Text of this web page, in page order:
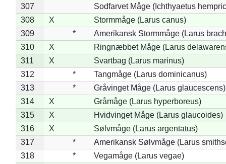
307
Sodfarvet Måge (Ichthyaetus
308
X
Stormmåge (Larus canus)
309
*
Amerikansk Stormmåge (Larus
310
X
Ringnæbbet Måge (Larus
311
X
Svartbag (Larus marinus)
312
*
Tangmåge (Larus dominicanus)
313
*
Gråvinget Måge (Larus glaucescens)
314
X
Gråmåge (Larus hyperboreus)
315
X
Hvidvinget Måge (Larus glaucoides)
316
X
Sølvmåge (Larus argentatus)
317
*
Amerikansk Sølvmåge (Larus
318
*
Vegamåge (Larus vegae)